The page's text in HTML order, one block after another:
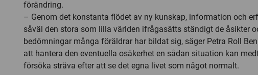
förändring.
– Genom det konstanta flödet av ny kunskap, information och
såväl den stora som lilla världen ifrågasätts ständigt de åsikter
bedömningar många föräldrar har bildat sig, säger Petra Roll
att hantera den eventuella osäkerhet en sådan situation kan
försöka sträva efter att se det egna livet som något normalt.